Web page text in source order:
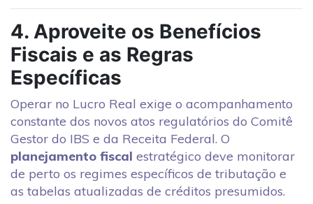
4. Aproveite os Benefícios
Fiscais e as Regras
Específicas
Operar no Lucro Real exige o acompanhamento
constante dos novos atos regulatórios do Comitê
Gestor do IBS e da Receita Federal. O
planejamento fiscal estratégico deve monitorar
de perto os regimes específicos de tributação e
as tabelas atualizadas de créditos presumidos.